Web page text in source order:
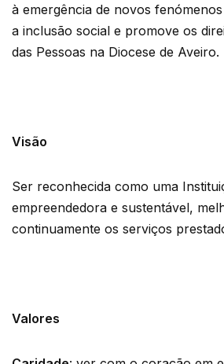
à emergência de novos
a inclusão social e promove os
das Pessoas na Diocese de Aveiro.
Visão
Ser reconhecida como uma
empreendedora e sustentável,
continuamente os serviços
Valores